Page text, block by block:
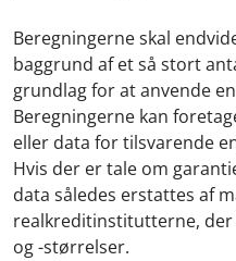
Beregningerne skal
baggrund af et så stort
grundlag for at anvende
Beregningerne kan
eller data for tilsvarende
Hvis der er tale om
data således erstattes af
realkreditinstitutterne,
og -størrelser.